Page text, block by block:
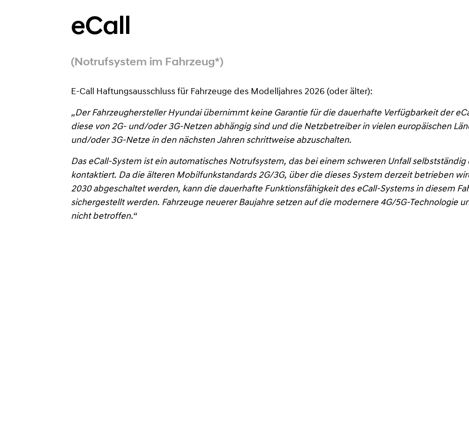
eCall
(Notrufsystem im Fahrzeug*)
E-Call Haftungsausschluss für Fahrzeuge des Modelljahres 2026 (oder älter):
„Der Fahrzeughersteller Hyundai übernimmt keine Garantie für die dauerhafte Verfügbarkeit der
diese von 2G- und/oder 3G-Netzen abhängig sind und die Netzbetreiber in vielen europäischen
und/oder 3G-Netze in den nächsten Jahren schrittweise abzuschalten.
Das eCall-System ist ein automatisches Notrufsystem, das bei einem schweren Unfall
kontaktiert. Da die älteren Mobilfunkstandards 2G/3G, über die dieses System derzeit betrieben
2030 abgeschaltet werden, kann die dauerhafte Funktionsfähigkeit des eCall-Systems in diesem
sichergestellt werden. Fahrzeuge neuerer Baujahre setzen auf die modernere 4G/5G-Technologie
nicht betroffen.“